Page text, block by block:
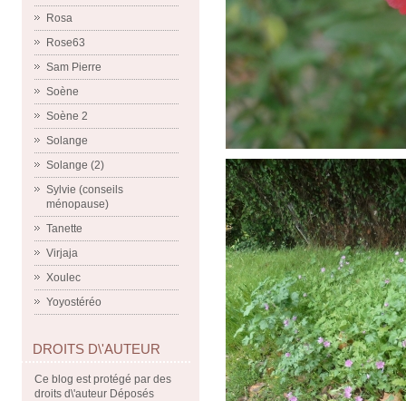
Rosa
Rose63
Sam Pierre
Soène
Soène 2
Solange
Solange (2)
Sylvie (conseils
ménopause)
Tanette
Virjaja
Xoulec
Yoyostéréo
DROITS D\'AUTEUR
Ce blog est protégé par des
droits d\'auteur Déposés